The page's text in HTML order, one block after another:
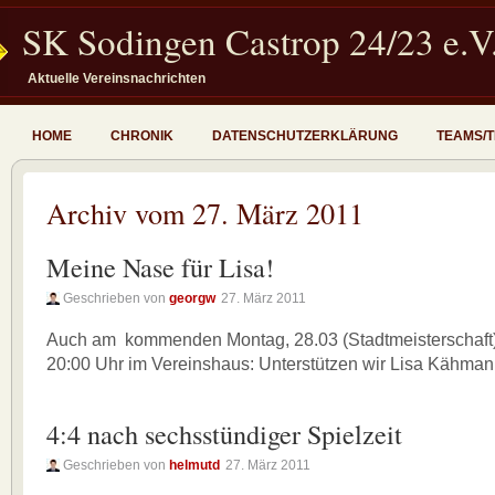
SK Sodingen Castrop 24/23
Aktuelle Vereinsnachrichten
HOME CHRONIK DATENSCHUTZERKLÄRUNG TEAMS/
Archiv vom 27. März 2011
Meine Nase für Lisa!
Geschrieben von georgw 27. März 2011
Auch am kommenden Montag, 28.03
20:00 Uhr im Vereinshaus: Unterstützen wir Lisa
4:4 nach sechsstündiger Spielzeit
Geschrieben von helmutd 27. März 2011